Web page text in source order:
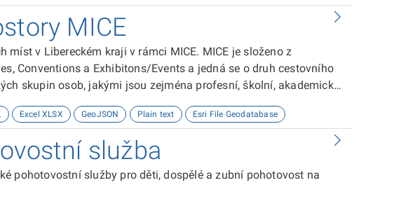
MICE
míst v Libereckém kraji v rámci MICE. MICE je složeno z
Conventions a Exhibitons/Events a jedná se o druh cestovního
skupin osob, jakými jsou zejména profesní, školní, akademické
je vygenerována z databáze MICE.
Excel XLSX GeoJSON Plain text Esri File Geodatabase
služba
pohotovostní služby pro děti, dospělé a zubní pohotovost na